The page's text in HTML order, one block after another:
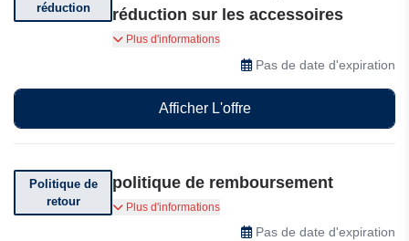
réduction
réduction sur les accessoires
Bénéficiez de jusqu’à 25% de réduction sur les
accessoires chez Chromeburner.
Plus d'informations
Pas de date d'expiration
Afficher L'offre
Politique de
retour
politique de remboursement
Politique de retour de 100 jours Garantie de
remboursement sur Chromeburner
Plus d'informations
Pas de date d'expiration